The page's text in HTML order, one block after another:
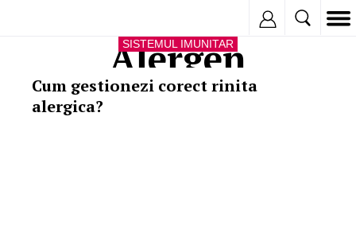
Alergen
SISTEMUL IMUNITAR
Cum gestionezi corect rinita
alergica?